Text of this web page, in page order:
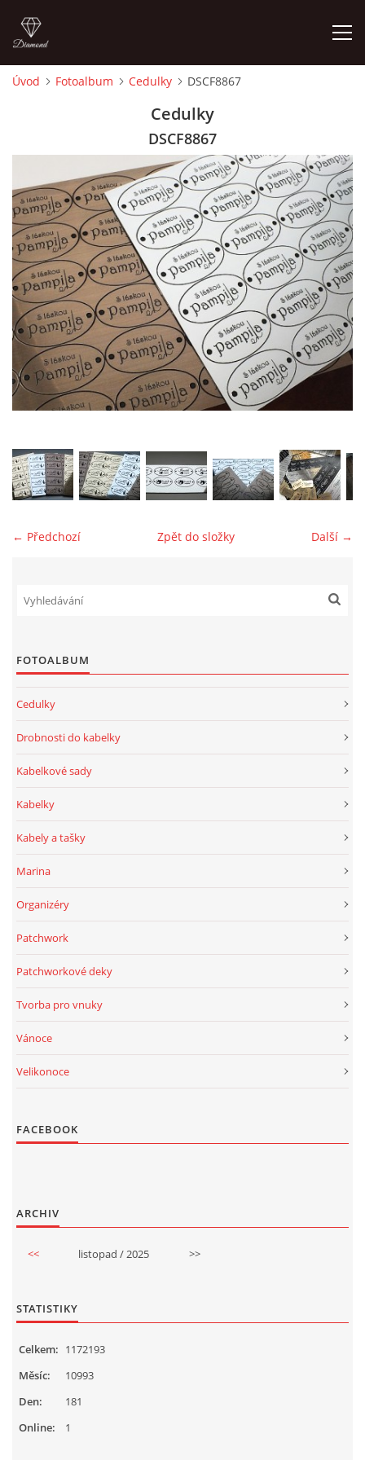
CEDULKY
MOJE POSLEDNÍ PRÁCE
jk-laguna@seznam.cz
Úvod Fotoalbum Cedulky DSCF8867
Cedulky
DSCF8867
← Předchozí Další →
Zpět do složky
FOTOALBUM
Cedulky
Drobnosti do kabelky
Kabelkové sady
Kabelky
Kabely a tašky
Marina
Organizéry
Patchwork
Patchworkové deky
Tvorba pro vnuky
Vánoce
Velikonoce
FACEBOOK
ARCHIV
<< listopad / 2025 >>
STATISTIKY
Online: 1
Celkem: 1172193
Měsíc:
10993
Den:
181